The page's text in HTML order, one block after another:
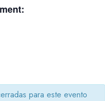
para este evento